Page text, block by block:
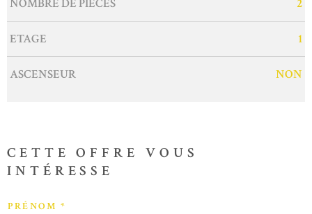
NOMBRE DE PIÈCES 2
ETAGE 1
ASCENSEUR NON
CETTE OFFRE
VOUS
INTÉRESSE
PRÉNOM *